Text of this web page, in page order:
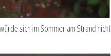
sich im Sommer am Strand nicht